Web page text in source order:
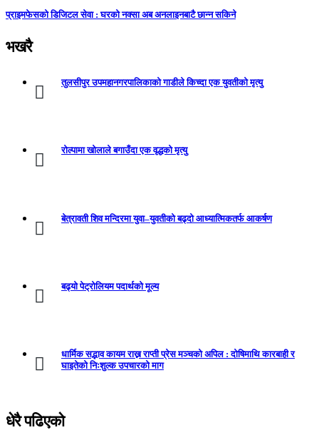
प्राइमफेसको डिजिटल सेवा : घरको नक्सा अब अनलाइनबाटै छान्न सकिने
भखरै
तुलसीपुर उपमहानगरपालिकाकाे गाडीले किच्दा एक युवतीकाे मृत्यु
रोल्पामा खोलाले बगाउँदा एक वृद्धको मृत्यु
बेत्रावती शिव मन्दिरमा युवा–युवतीको बढ्दो आध्यात्मिकतर्फ आकर्षण
बढ्यो पेट्रोलियम पदार्थको मूल्य
धार्मिक सद्भाव कायम राख्न राप्ती प्रेस मञ्चको अपिल : दाेषिमाथि कारबाही र
घाइतेको निःशुल्क उपचारको माग
धेरै पढिएको